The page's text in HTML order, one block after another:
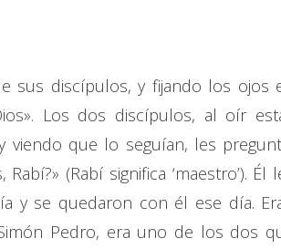
sus discípulos, y fijando los ojos
Los dos discípulos, al oír
viendo que lo seguían, les
(Rabí significa ‘maestro’). Él
y se quedaron con él ese día.
Pedro, era uno de los dos